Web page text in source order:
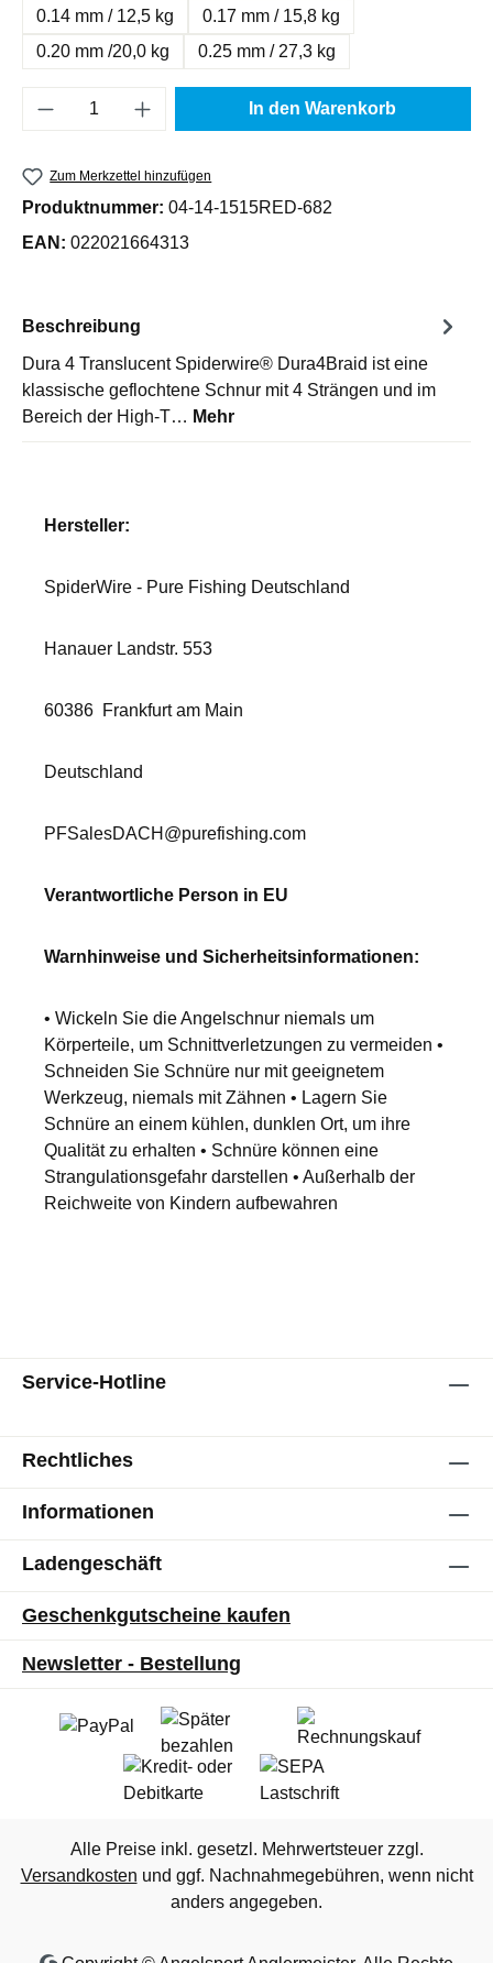
0.14 mm / 12,5 kg
0.17 mm / 15,8 kg
0.20 mm /20,0 kg
0.25 mm / 27,3 kg
Produkt Anzahl: Gib den gewünschten
In den Warenkorb
Zum Merkzettel hinzufügen
Produktnummer: 04-14-1515RED-682
EAN: 022021664313
Beschreibung
Dura 4 Translucent Spiderwire® Dura4Braid ist eine
klassische geflochtene Schnur mit 4 Strängen und im
Bereich der High-T… Mehr
Hersteller:
SpiderWire - Pure Fishing Deutschland
Hanauer Landstr. 553
60386 Frankfurt am Main
Deutschland
PFSalesDACH@purefishing.com
Verantwortliche Person in EU
Warnhinweise und Sicherheitsinformationen:
• Wickeln Sie die Angelschnur niemals um
Körperteile, um Schnittverletzungen zu vermeiden •
Schneiden Sie Schnüre nur mit geeignetem
Werkzeug, niemals mit Zähnen • Lagern Sie
Schnüre an einem kühlen, dunklen Ort, um ihre
Qualität zu erhalten • Schnüre können eine
Strangulationsgefahr darstellen • Außerhalb der
Reichweite von Kindern aufbewahren
Service-Hotline
Rechtliches
Informationen
Ladengeschäft
Geschenkgutscheine kaufen
Newsletter - Bestellung
Alle Preise inkl. gesetzl. Mehrwertsteuer zzgl.
Versandkosten und ggf. Nachnahmegebühren, wenn nicht
anders angegeben.